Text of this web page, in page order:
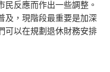
民反應而作出一些調整。
及，現階段最重要是加深
可以在規劃退休財務安排